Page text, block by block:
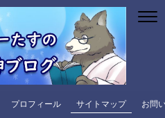
プロフィール サイトマップ お問